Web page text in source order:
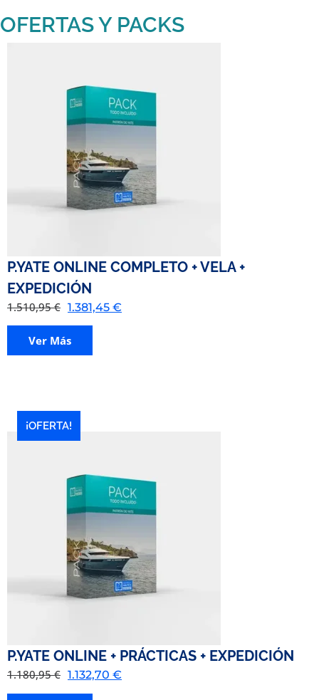
OFERTAS Y PACKS
P.YATE ONLINE COMPLETO + VELA +
EXPEDICIÓN
1.510,95€ 1.381,45 €
Ver Más
¡OFERTA!
P.YATE ONLINE + PRÁCTICAS + EXPEDICIÓN
1.180,95€ 1.132,70 €